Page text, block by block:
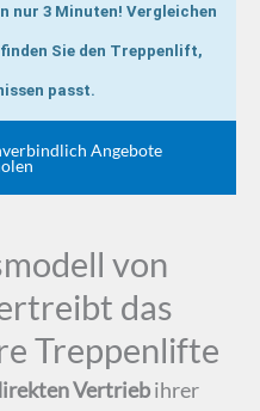
nur 3 Minuten! Vergleichen
Sie den Treppenlift,
passt.
Angebote
von
das
Treppenlifte
Vertriebihrer